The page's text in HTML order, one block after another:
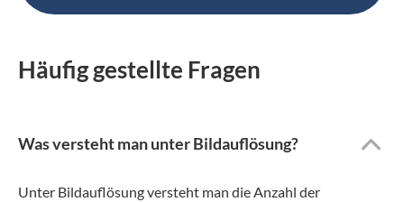
Häufig gestellte Fragen
Was versteht man unter Bildauflösung?
Unter Bildauflösung versteht man die Anzahl der